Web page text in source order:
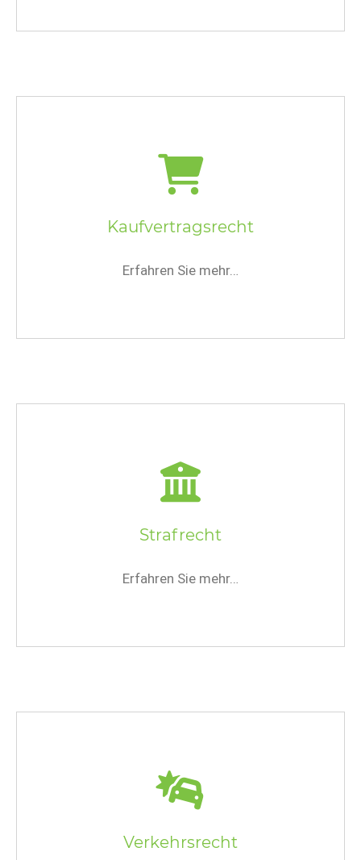
Kaufvertragsrecht
Erfahren Sie mehr…
Strafrecht
Erfahren Sie mehr…
Verkehrsrecht